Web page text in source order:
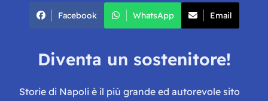
Facebook WhatsApp Email
Diventa un sostenitore!
Storie di Napoli è il più grande ed autorevole sito